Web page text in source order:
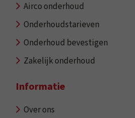
Airco onderhoud
Onderhoudstarieven
Onderhoud bevestigen
Zakelijk onderhoud
Informatie
Over ons